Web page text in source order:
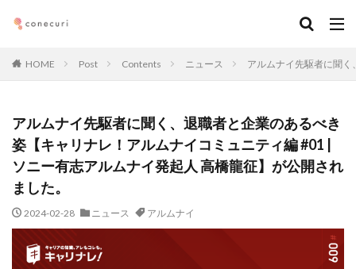
HOME Post Contents ニュース アルムナイ先駆者に聞
アルムナイ先駆者に聞く、退職者と企業のあるべき
姿【キャリナレ！アルムナイコミュニティ編 #01 |
ソニー有志アルムナイ発起人 高橋龍征】が公開され
ました。
2024-02-28 ニュース アルムナイ
タグ
マーケティング DX アルムナイ
AI
オンライン
デジタルマーケティング
法務コンプライアンス
技術
仕事術